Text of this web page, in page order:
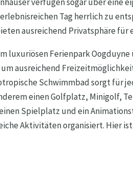
Tag herrlich zu
ausreichend Privatsphäre für
luxuriösen Ferienpark
ausreichend
Schwimmbad sorgt für
einen Golfplatz, Minigolf,
Spielplatz und ein
Aktivitäten organisiert. Hier